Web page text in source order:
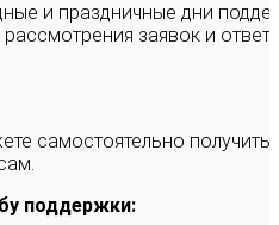
и праздничные дни
заявок и
самостоятельно
поддержки: